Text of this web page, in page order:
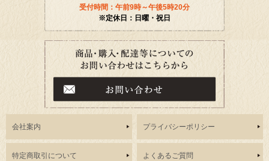
受付時間：午前9時～午後5時20分
※定休日：日曜・祝日
会社案内 プライバシーポリシー
特定商取引について よくあるご質問